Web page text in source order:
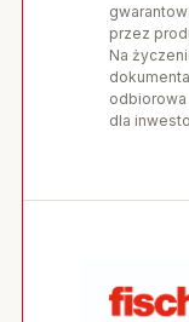
przez
Na
odbiorowa
dla